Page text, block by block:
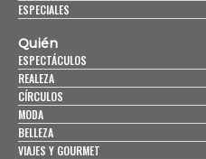
ESPECIALES
Quién
ESPECTÁCULOS
REALEZA
CÍRCULOS
MODA
BELLEZA
VIAJES Y GOURMET